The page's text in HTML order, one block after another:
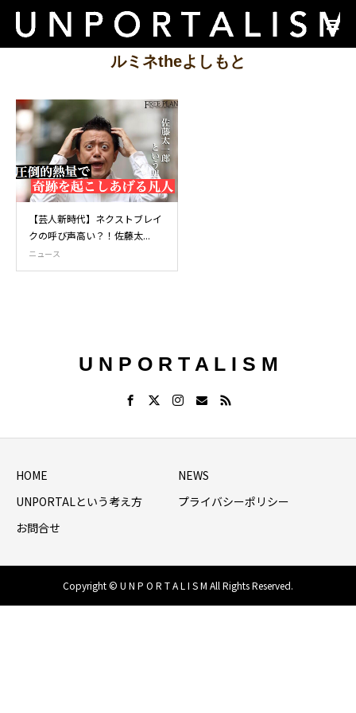
ルミネtheよしもと
【芸人新時代】ネクストブレイ
クの呼び声高い？！佐藤太...
ニュース
U N P O R T A L I S M
HOME
NEWS
UNPORTALという考え方
プライバシーポリシー
お問合せ
Copyright © U N P O R T A L I S M All Rights Reserved.